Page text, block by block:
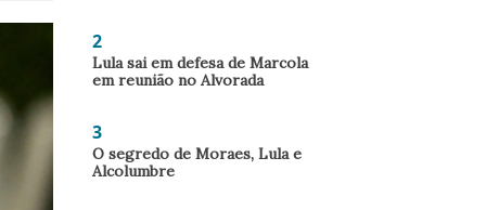
2
Lula sai em defesa de Marcola
em reunião no Alvorada
3
O segredo de Moraes, Lula e
Alcolumbre